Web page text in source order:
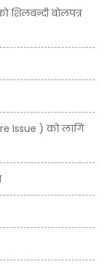
शिलबन्दी बोलपत्र
Issue ) को लागि